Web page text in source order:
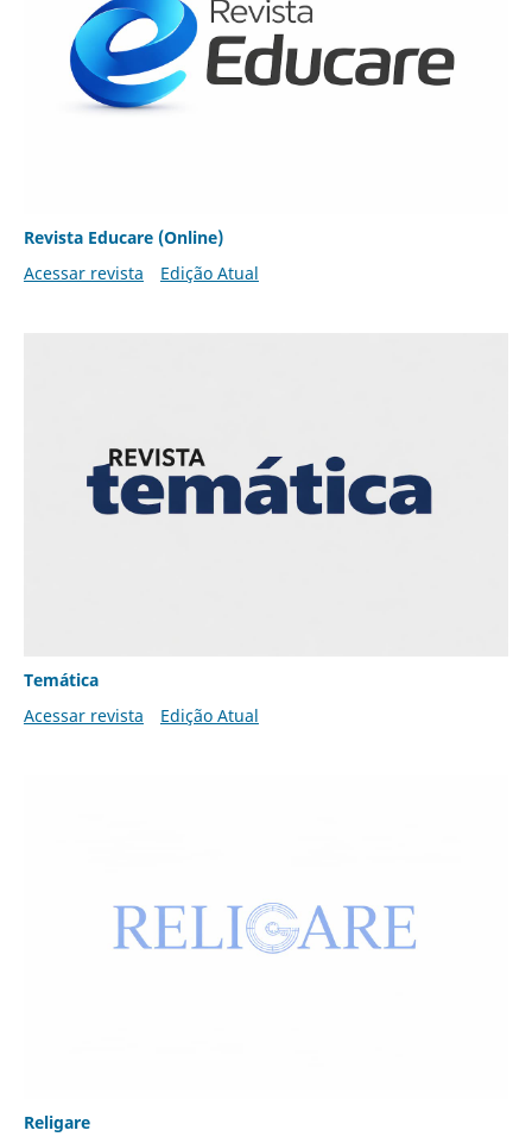
Revista Educare (Online)
Acessar revista
Edição Atual
Temática
Acessar revista
Edição Atual
Religare